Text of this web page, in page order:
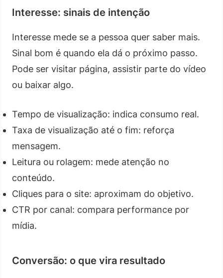
Interesse: sinais de intenção
Interesse mede se a pessoa quer saber mais.
Sinal bom é quando ela dá o próximo passo.
Pode ser visitar página, assistir parte do vídeo
ou baixar algo.
Tempo de visualização: indica consumo real.
Taxa de visualização até o fim: reforça
mensagem.
Leitura ou rolagem: mede atenção no
conteúdo.
Cliques para o site: aproximam do objetivo.
CTR por canal: compara performance por
mídia.
Conversão: o que vira resultado